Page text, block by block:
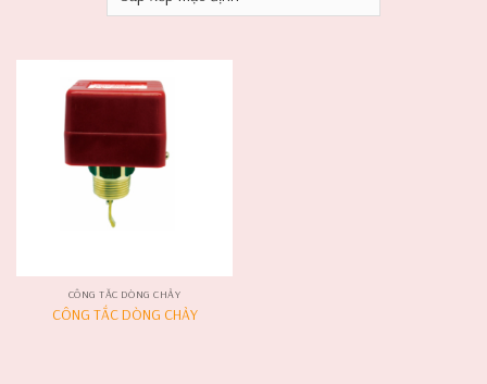
CÔNG TẮC DÒNG CHẢY
CÔNG TẮC DÒNG CHẢY